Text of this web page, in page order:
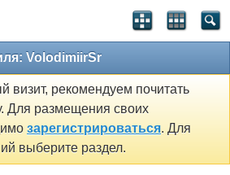
VolodimiirSr
визит, рекомендуем почитать
Для размещения своих
зарегистрироваться. Для
выберите раздел.